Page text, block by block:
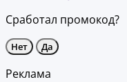
Сработал промокод?
Нет Да
Реклама